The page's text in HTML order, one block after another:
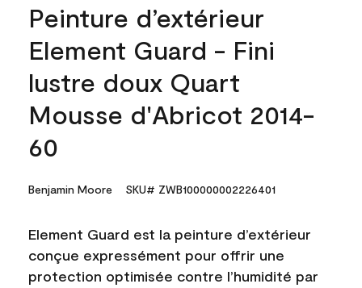
Peinture d’extérieur
Element Guard - Fini
lustre doux Quart
Mousse d'Abricot 2014-
60
Benjamin Moore SKU# ZWB100000002226401
Element Guard est la peinture d’extérieur
conçue expressément pour offrir une
protection optimisée contre l’humidité par